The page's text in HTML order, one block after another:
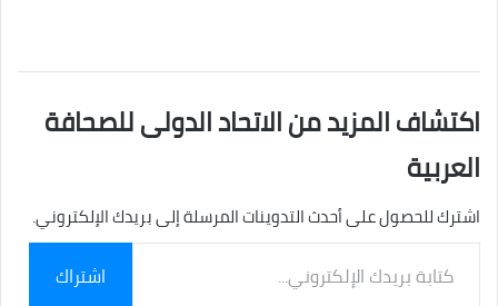
اكتشاف المزيد من الاتحاد الدولى للصحافة
العربية
اشترك للحصول على أحدث التدوينات المرسلة إلى بريدك الإلكتروني.
بريدك
اشتراك